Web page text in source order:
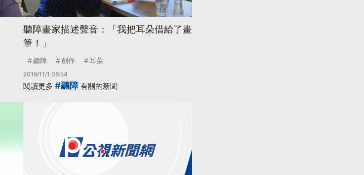
聽障畫家描述聲音：「我把耳朵借給了畫
筆！」
聽障 創作 耳朵
2019/11/1 08:54
閱讀更多 #聽障有關的新聞